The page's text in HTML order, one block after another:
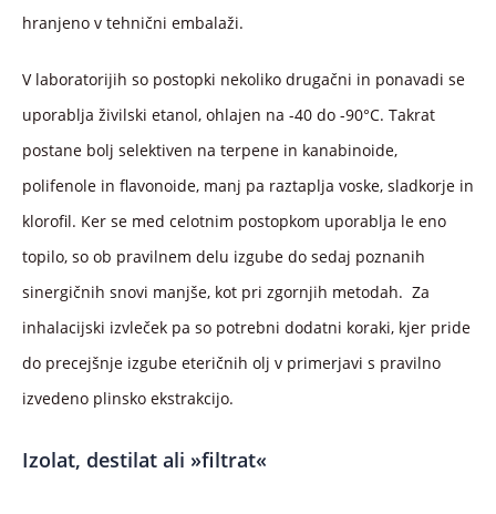
hranjeno v tehnični embalaži.
V laboratorijih so postopki nekoliko drugačni in ponavadi se
uporablja živilski etanol, ohlajen na -40 do -90°C. Takrat
postane bolj selektiven na terpene in kanabinoide,
polifenole in flavonoide, manj pa raztaplja voske, sladkorje in
klorofil. Ker se med celotnim postopkom uporablja le eno
topilo, so ob pravilnem delu izgube do sedaj poznanih
sinergičnih snovi manjše, kot pri zgornjih metodah. Za
inhalacijski izvleček pa so potrebni dodatni koraki, kjer pride
do precejšnje izgube eteričnih olj v primerjavi s pravilno
izvedeno plinsko ekstrakcijo.
Izolat, destilat ali »filtrat«